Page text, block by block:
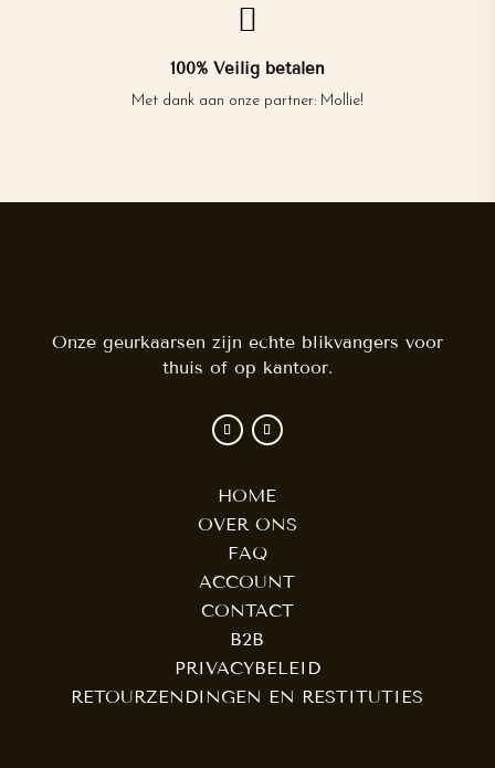

100% Veilig betalen
Met dank aan onze partner: Mollie!
Onze geurkaarsen zijn echte blikvangers voor
thuis of op kantoor.
HOME
OVER ONS
FAQ
ACCOUNT
CONTACT
B2B
PRIVACYBELEID
RETOURZENDINGEN EN RESTITUTIES